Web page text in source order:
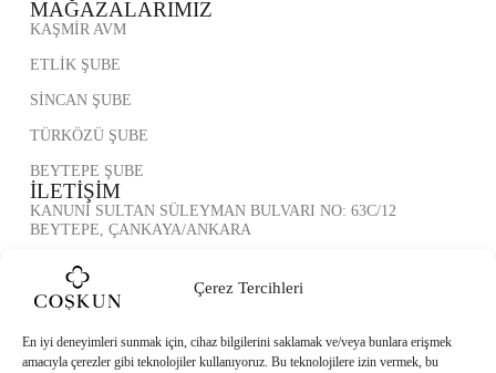
Çerez Tercihleri
En iyi deneyimleri sunmak için, cihaz bilgilerini saklamak ve/veya bunlara erişmek
amacıyla çerezler gibi teknolojiler kullanıyoruz. Bu teknolojilere izin vermek, bu
MAĞAZALARIMIZ
KAŞMİR AVM
ETLİK ŞUBE
SİNCAN ŞUBE
TÜRKÖZÜ ŞUBE
BEYTEPE ŞUBE
İLETİŞİM
KANUNİ SULTAN SÜLEYMAN BULVARI NO: 63C/12
BEYTEPE, ÇANKAYA/ANKARA
(0312) 272 50 95
KVKK AYDINLATMA METNİ
GİZLİLİK POLİTİKASI